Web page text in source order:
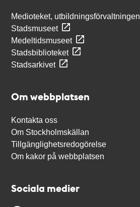
Medioteket, utbildningsförvaltningen
Stadsmuseet
Medeltidsmuseet
Stadsbiblioteket
Stadsarkivet
Om webbplatsen
Kontakta oss
Om Stockholmskällan
Tillgänglighetsredogörelse
Om kakor på webbplatsen
Sociala medier